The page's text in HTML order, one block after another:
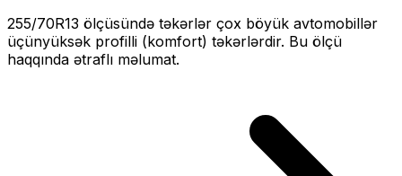
255/70R13 ölçüsündə təkərlər çox böyük avtomobillər
üçünyüksək profilli (komfort) təkərlərdir. Bu ölçü
haqqında ətraflı məlumat.